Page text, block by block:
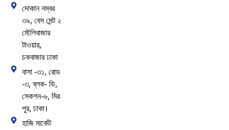
দোকান নম্বর
৩৯, বেস মেন্ট ২
মৌলিবাজার
টাওয়ার,
চকবাজার ঢাকা
বাসা -৩১, রোড
-৩, ব্লক- ডি,
সেকশন-৬, মির
পুর, ঢাকা।
হাজি মার্কেট